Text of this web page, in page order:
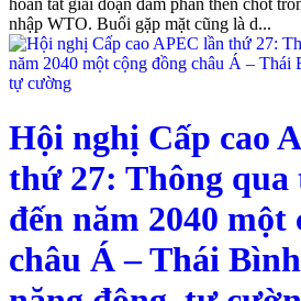
hoàn tất giai đoạn đàm phán then chốt
nhập WTO. Buổi gặp mặt cũng là d...
Hội nghị Cấp cao
thứ 27: Thông
đến năm 2040 một
châu Á – Thái